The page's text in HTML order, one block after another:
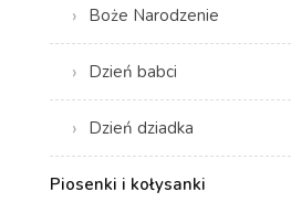
Boże Narodzenie
Dzień babci
Dzień dziadka
Piosenki i kołysanki